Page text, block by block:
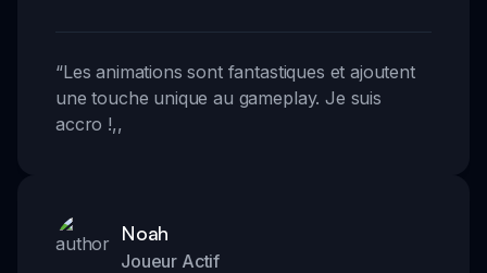
“Les animations sont fantastiques et ajoutent
une touche unique au gameplay. Je suis
accro !,,
Noah
Joueur Actif